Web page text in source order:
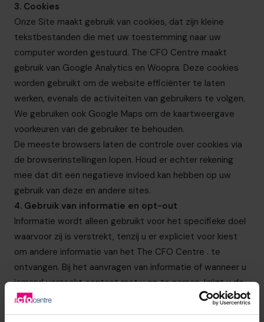
3. Cookies
Onze Site maakt gebruik van cookies, dat zijn kleine
tekstbestanden die met uw toestemming naar uw
computer worden gestuurd. The CFO Centre maakt
gebruik van Google Analytics en Woopra. Deze cookies
worden gebruikt om de website efficiënter te laten
werken, evenals de activiteiten van gebruikers te volgen.
We gebruiken ook Google Maps om de kaartweergave
voorkeuren van de gebruiker te behouden.
De meeste browsers laten de controle over cookies via
de browserinstellingen lopen. Houd er echter rekening
mee dat dit een negatieve invloed kan hebben op uw
gebruik van deze en andere sites.
4. Gebruik van informatie en opt-out
Informatie wordt alleen gebruikt voor het specifieke doel
waarvoor zij is verstrekt, tenzij u er expliciet voor kiest
om andere informatie van het The CFO Centre . te
ontvangen. Bij het aanvragen van informatie of wanneer u
iemand verzoekt contact met u op te nemen, krijgt u de
optie om andere informatie die van belang kan zijn op te
vragen.